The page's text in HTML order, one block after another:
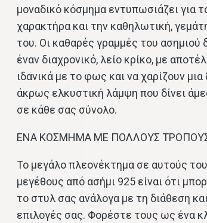
μοναδικό κόσμημα εντυπωσιάζει για
χαρακτήρα και την καθηλωτική,
του. Οι καθαρές γραμμές του ασημιού
έναν διαχρονικό, λείο κρίκο, με
ιδανικά με το φως και να χαρίζουν μια
άκρως ελκυστική λάμψη που δίνει
σε κάθε σας σύνολο.
ΕΝΑ ΚΟΣΜΗΜΑ ΜΕ ΠΟΛΛΟΥΣ
Το μεγάλο πλεονέκτημα σε αυτούς
μεγέθους από ασήμι 925 είναι ότι
το στυλ σας ανάλογα με τη διάθεση
επιλογές σας. Φορέστε τους ως ένα